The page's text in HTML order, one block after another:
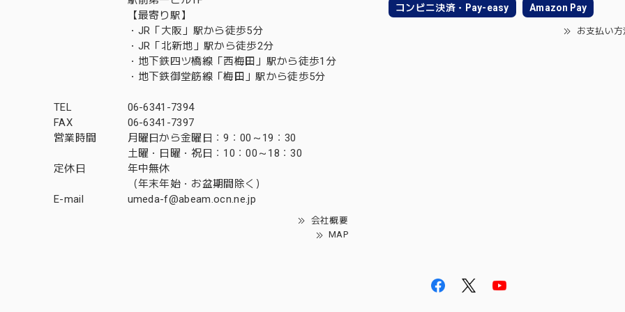
【最寄り駅】
・JR「大阪」駅から徒歩5分
・JR「北新地」駅から徒歩2分
・地下鉄四ツ橋線「西梅田」駅から徒歩1分
・地下鉄御堂筋線「梅田」駅から徒歩5分
TEL
06-6341-7394
FAX
06-6341-7397
営業時間
月曜日から金曜日：9：00～19：30
土曜・日曜・祝日：10：00～18：30
定休日
年中無休
（年末年始・お盆期間除く）
E-mail
umeda-f@abeam.ocn.ne.jp
会社概要
MAP
コンビニ決済・Pay-easy Amazon Pay
お支払い